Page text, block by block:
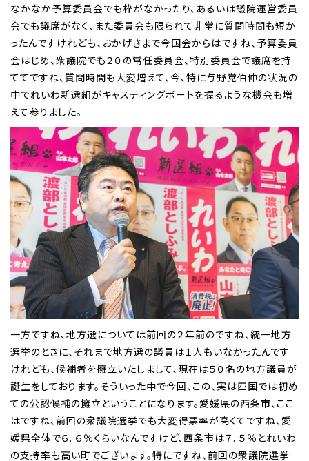
なかなか予算委員会でも枠がなかったり、あるいは議院運営委員
会でも議席がなく、また委員会も限られて非常に質問時間も短か
ったんですけれども、おかげさまで今国会からはですね、予算委員
会はじめ、衆議院でも２０の常任委員会、特別委員会で議席を持
ててですね、質問時間も大変増えて、今、特に与野党伯仲の状況の
中でれいわ新選組がキャスティングボートを握るような機会も増
えて参りました。
一方ですね、地方選については前回の２年前のですね、統一地方
選挙のときに、それまで地方選の議員は１人もいなかったんです
けれども、候補者を擁立いたしまして、現在は５０名の地方議員が
誕生をしております。そういった中で今回、この、実は四国では初め
ての公認候補の擁立ということになります。愛媛県の西条市、ここ
はですね、前回の衆議院選挙でも大変得票率が高くてですね、愛
媛県全体で６. ６％くらいなんですけど、西条市は７. ５％とれいわ
の支持率も高い町でございます。特にですね、前回の衆議院選挙